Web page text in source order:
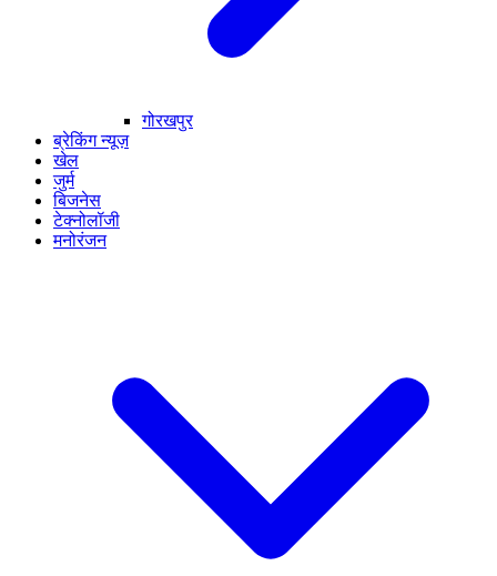
गोरखपुर
ब्रेकिंग न्यूज़
खेल
जुर्म
बिजनेस
टेक्नोलॉजी
मनोरंजन